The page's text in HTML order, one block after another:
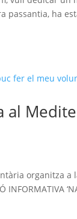
passantia, ha
al
organitza